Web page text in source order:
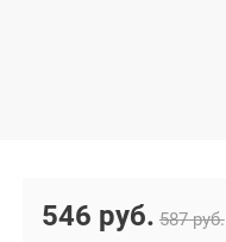
546 руб. 587 руб.